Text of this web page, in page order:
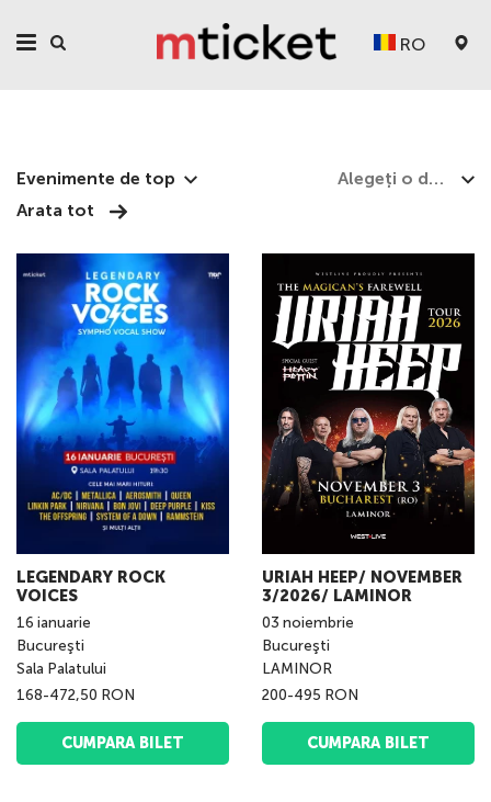
RO
Evenimente de top
Arata tot
LEGENDARY ROCK
VOICES
16 ianuarie
Bucureşti
Sala Palatului
168-472,50 RON
CUMPARA BILET
URIAH HEEP/ NOVEMBER
3/2026/ LAMINOR
03 noiembrie
Bucureşti
LAMINOR
200-495 RON
CUMPARA BILET